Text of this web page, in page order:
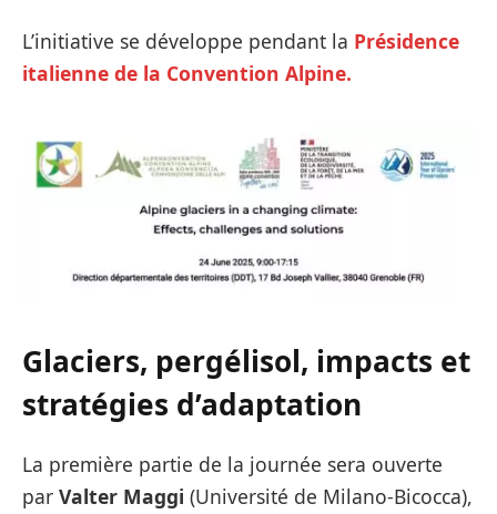
L’initiative se développe pendant la Présidence
italienne de la Convention Alpine.
Glaciers, pergélisol, impacts et
stratégies d’adaptation
La première partie de la journée sera ouverte
par Valter Maggi (Université de Milano-Bicocca),